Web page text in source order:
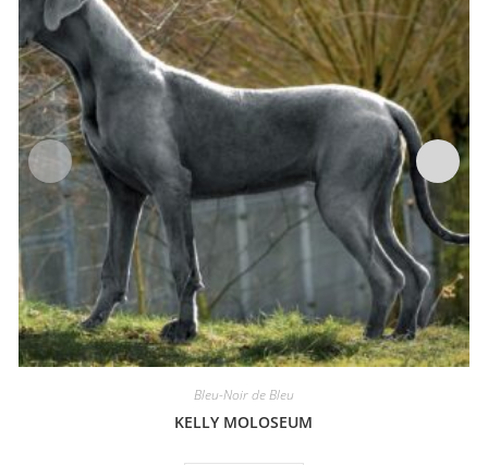
Bleu-Noir de Bleu
KELLY MOLOSEUM